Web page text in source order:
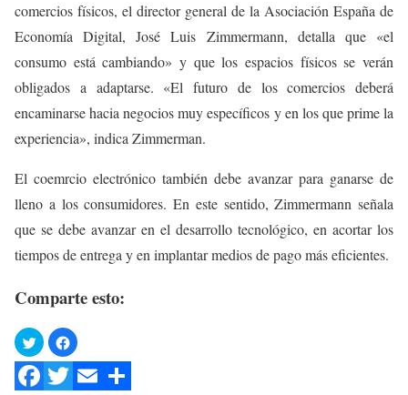
comercios físicos, el director general de la Asociación España de
Economía Digital, José Luis Zimmermann, detalla que «el
consumo está cambiando» y que los espacios físicos se verán
obligados a adaptarse. «El futuro de los comercios deberá
encaminarse hacia negocios muy específicos y en los que prime la
experiencia», indica Zimmerman.
El coemrcio electrónico también debe avanzar para ganarse de
lleno a los consumidores. En este sentido, Zimmermann señala
que se debe avanzar en el desarrollo tecnológico, en acortar los
tiempos de entrega y en implantar medios de pago más eficientes.
Comparte esto: